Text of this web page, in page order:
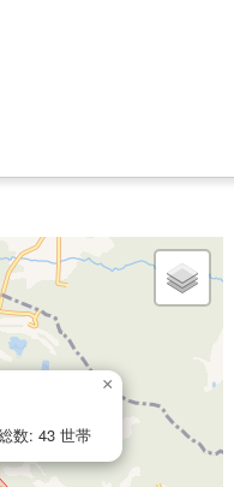
数: 43 世帯
×